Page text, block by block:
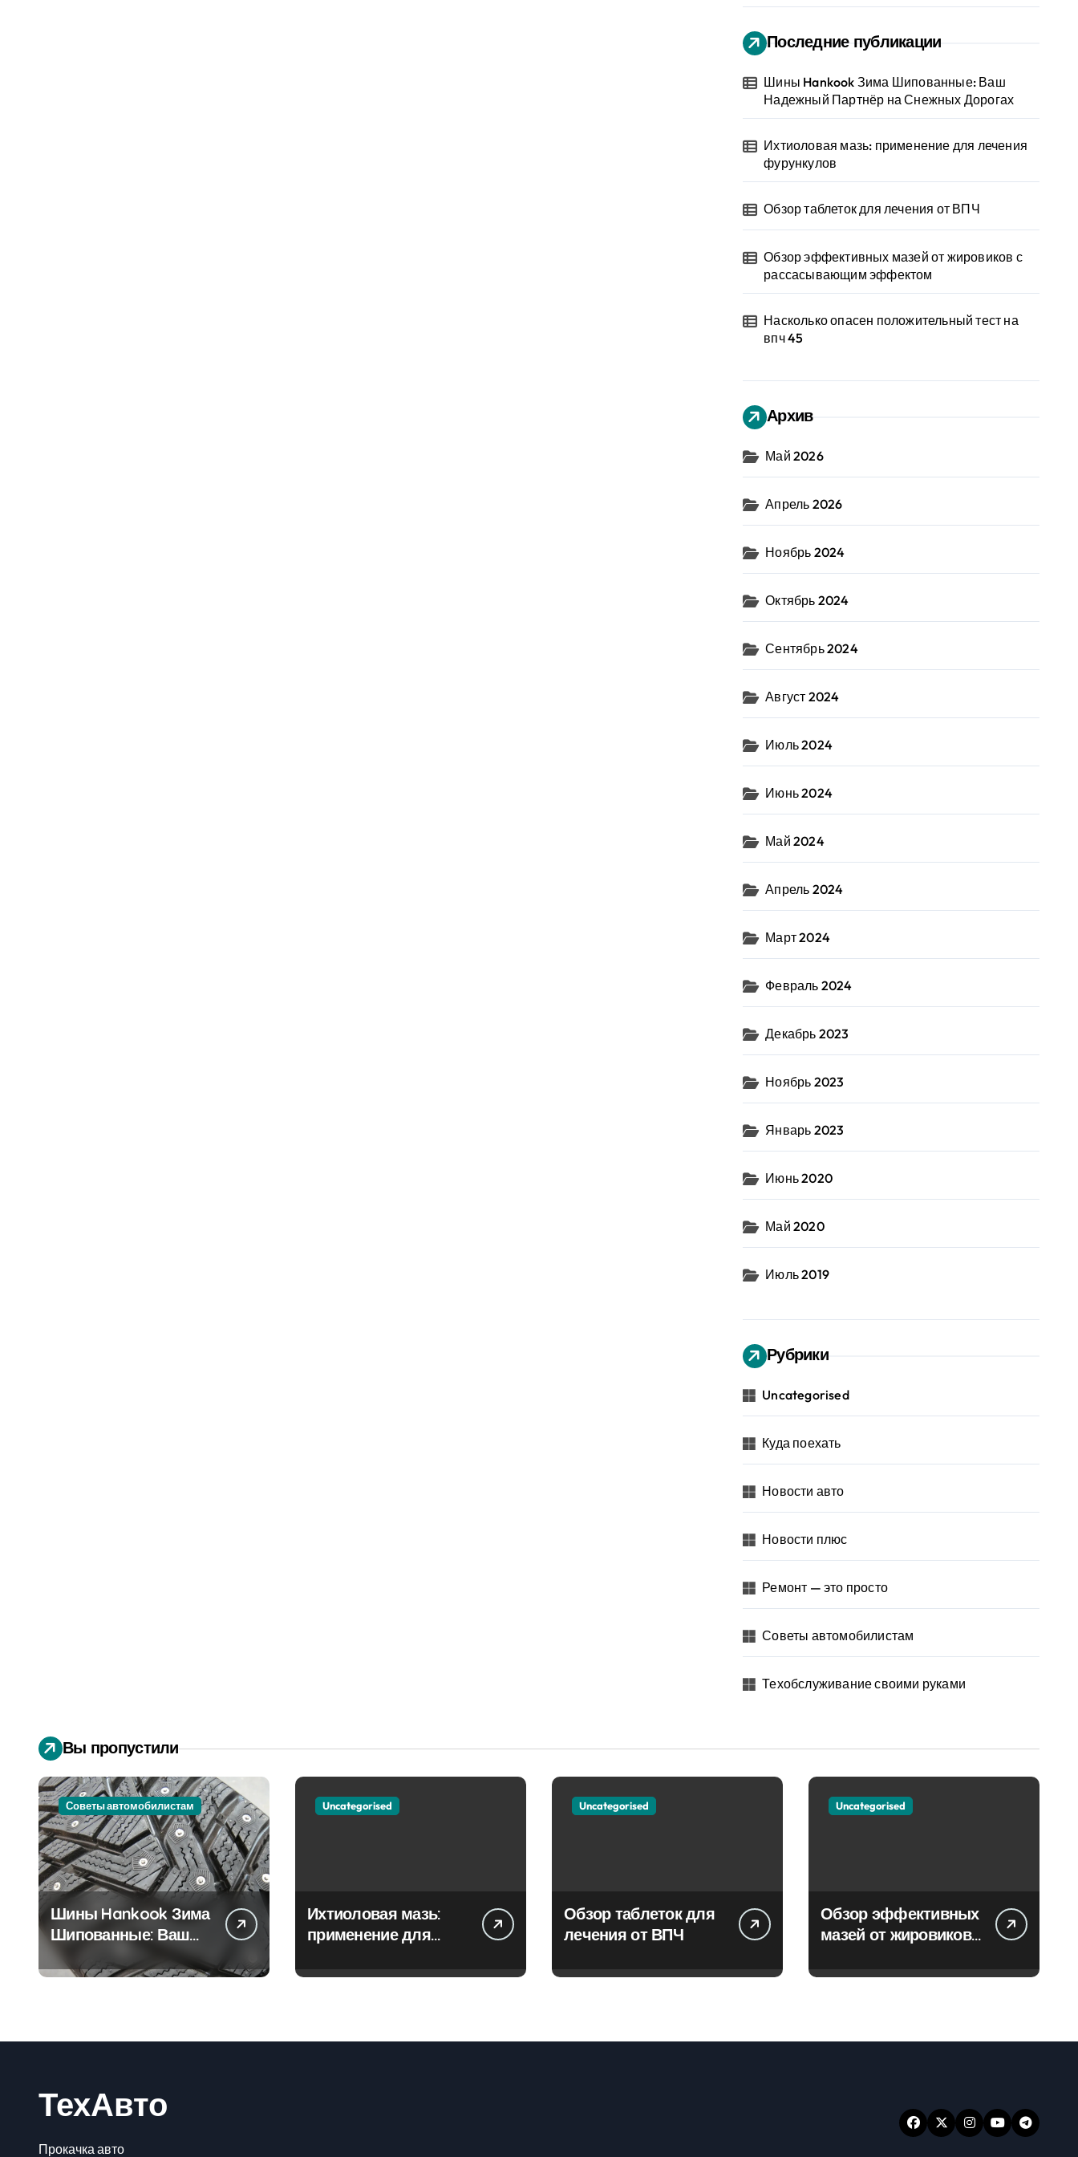
Последние публикации
Шины Hankook Зима Шипованные: Ваш
Надежный Партнёр на Снежных Дорогах
Ихтиоловая мазь: применение для лечения
фурункулов
Обзор таблеток для лечения от ВПЧ
Обзор эффективных мазей от жировиков с
рассасывающим эффектом
Насколько опасен положительный тест на
впч 45
Архив
Май 2026
Апрель 2026
Ноябрь 2024
Октябрь 2024
Сентябрь 2024
Август 2024
Июль 2024
Июнь 2024
Май 2024
Апрель 2024
Март 2024
Февраль 2024
Декабрь 2023
Ноябрь 2023
Январь 2023
Июнь 2020
Май 2020
Июль 2019
Рубрики
Uncategorised
Куда поехать
Новости авто
Новости плюс
Ремонт — это просто
Советы автомобилистам
Техобслуживание своими руками
Вы пропустили
Советы автомобилистам
Шины Hankook Зима
Шипованные: Ваш
Надежный Партнёр
на Снежных Дорогах
Uncategorised
Ихтиоловая мазь:
применение для
Uncategorised
Обзор таблеток для
лечения от ВПЧ
Uncategorised
Обзор эффективных
мазей от жировиков
эффектом
ТехАвто
Прокачка авто